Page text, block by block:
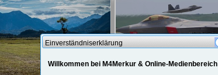
Einverständniserklärung
Willkommen bei M4Merkur & Online-Medienbereich
auf oder
und
ein.